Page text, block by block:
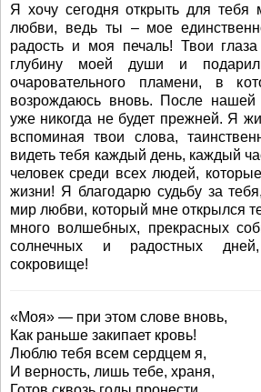
Я хочу сегодня открыть для тебя
любви, ведь ты – мое
радость и моя печаль! Твои
глубину моей души и
очаровательного пламени, в
возрождаюсь вновь. После нашей
уже никогда не будет прежней. Я
вспоминая твои слова,
видеть тебя каждый день, каждый
человек среди всех людей,
жизни! Я благодарю судьбу за
мир любви, который мне открылся
много волшебных, прекрасных
солнечных и радостных
сокровище!
«Моя» — при этом слове вновь,
Как раньше закипает кровь!
Люблю тебя всем сердцем я,
И верность, лишь тебе, храня,